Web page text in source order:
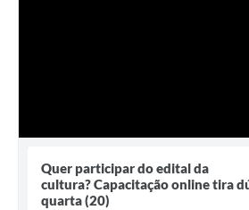
Quer participar do edital da
cultura? Capacitação online tira
quarta (20)